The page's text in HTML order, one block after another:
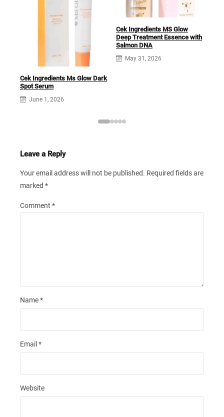
Cek Ingredients Ms Glow Dark
Spot Serum
June 1, 2026
Cek Ingredients MS Glow
Deep Treatment Essence with
Salmon DNA
May 31, 2026
Leave a Reply
Your email address will not be published. Required fields are
marked *
Comment *
Name*
Email *
Website